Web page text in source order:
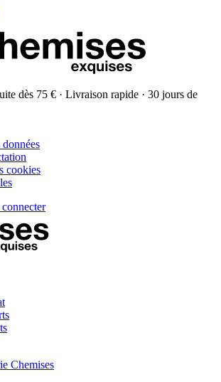
dès 75 € · Livraison rapide · 30 jours de
cookies
connecter
Chemises